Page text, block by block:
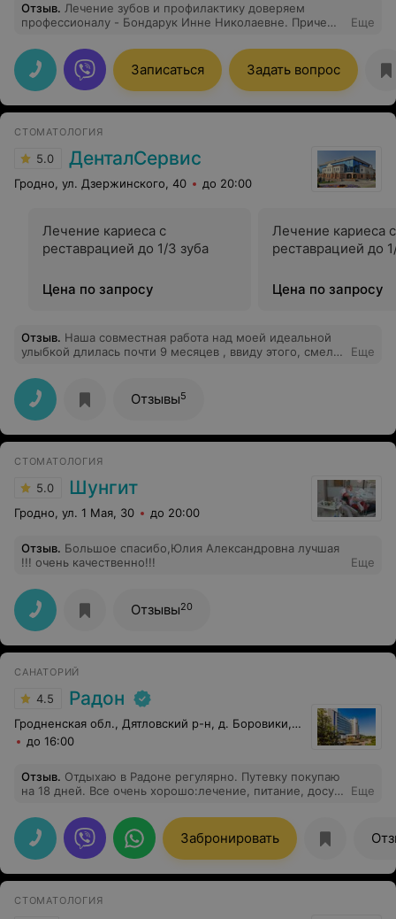
Отзыв. Лечение зубов и профилактику доверяем
профессионалу - Бондарук Инне Николаевне. Причем
доброжелательная. Оборудование в
стоматологическом кабинете современное. Постоянно
что-то обновляется. Спасибо!
Еще
Записаться Задать вопрос
СТОМАТОЛОГИЯ
5.0 ДенталСервис
Гродно, ул. Дзержинского, 40 до 20:00
Лечение кариеса с
реставрацией до 1/3 зуба
Цена по запросу
Лечение кариеса с
реставрацией до
Цена по запросу
Отзыв. Наша совместная работа над моей идеальной
улыбкой длилась почти 9 месяцев , ввиду этого, смело
первый шаг к широкой искренней и здоровой улыбке с
Дмитрия Борисовича Пархоменко ! Придя на первую
консультацию, мне провели на столько детальный
ликбез моего положения, рассчитали примерную
смету и назвали дату окончания работ ). Доктор вселил
разу не подвёл моих ожиданий ! В одной из моих
любимых книг есть такая цитата : «Улыбаться приятно,
это физически приятно. Еще приятнее смеяться. А
хохотать - это же просто удовольствие!» … , которая
отныне станет рефреном моей повседневной жизни
Дмитрию Борисовичу !
Еще
Отзывы5
СТОМАТОЛОГИЯ
5.0 Шунгит
Гродно, ул. 1 Мая, 30 до 20:00
Отзыв. Большое спасибо,Юлия Александровна лучшая
!!! очень качественно!!!
Еще
Отзывы20
САНАТОРИЙ
4.5 Радон
Гродненская обл., Дятловский р-н, д. Боровики, 10
до 16:00
Отзыв. Отдыхаю в Радоне регулярно. Путевку покупаю
на 18 дней. Все очень хорошо:лечение, питание, досуг.
Радоном. Спасибо огромное всему персоналу.
Еще
Забронировать
СТОМАТОЛОГИЯ